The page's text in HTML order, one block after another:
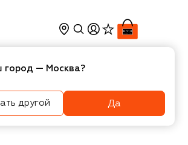
Интерьер
город — Москва?
другой Да